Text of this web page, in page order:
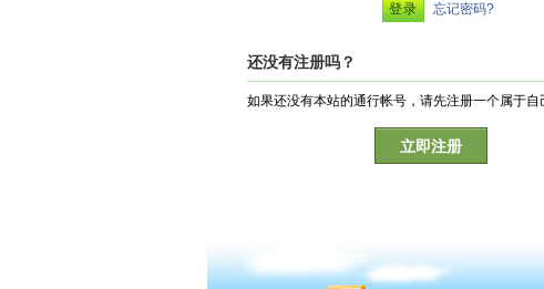
忘记密码?
还没有注册吗？
如果还没有本站的通行帐号，请先注册一个属于自
立即注册